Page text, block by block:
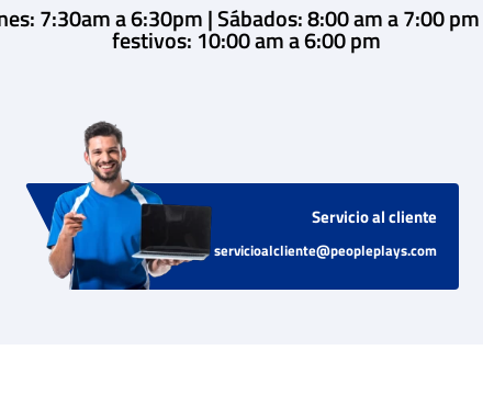
7:30am a 6:30pm | Sábados: 8:00 am a 7:00
festivos: 10:00 am a 6:00 pm
Servicio al cliente
servicioalcliente@peopleplays.com